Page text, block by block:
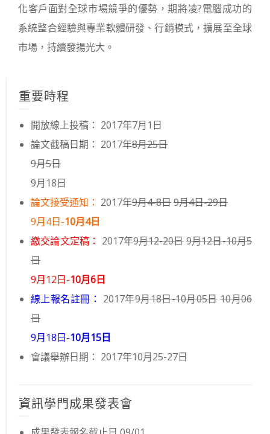
化客戶面對全球市場競爭的優勢，期將凌?電腦成功的
系統整合經驗與專業軟體研發、行銷模式，擴展至全球
市場，持續發揚光大。
重要時程
開放線上投稿： 2017年7月1日
論文截稿日期： 2017年8月25日
9月5日
9月18日
論文接受通知： 2017年9月4-8日9月4日-29日
9月4日-10月4日
繳交論文定稿： 2017年9月12-20日9月12日-10月5
日
9月12日-10月6日
線上報名註冊： 2017年9月18日-10月05日 10月06
日
9月18日-10月15日
會議舉辦日期： 2017年10月25-27日
資訊學門成果發表會